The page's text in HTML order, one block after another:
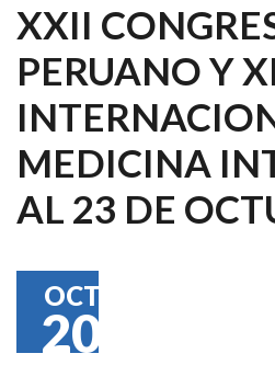
XXII
PERUANO Y
MEDICINA
AL 23 DE
OCT
20